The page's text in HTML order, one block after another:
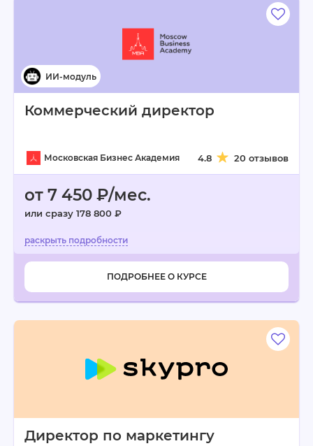
Коммерческий директор
Московская Бизнес Академия 4.8 20 отзывов
от 7 450 ₽/мес.
или сразу 178 800 ₽
ПОДРОБНЕЕ О КУРСЕ
Директор по маркетингу